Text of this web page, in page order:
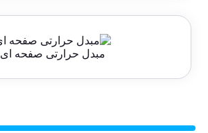
مبدل حرارتی صفحه ای